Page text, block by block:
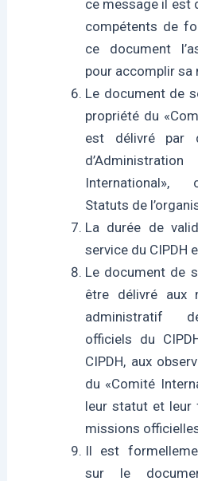
ce message il est
compétents de
ce document
pour accomplir sa
Le document de
propriété du
est délivré par
International»,
Statuts de
La durée de
service du CIPDH
Le document de
être délivré aux
administratif
officiels du
CIPDH, aux
du «Comité
leur statut et leur
missions
Il est
sur le